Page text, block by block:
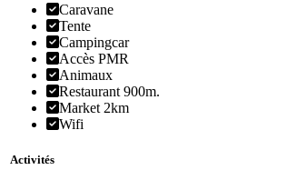
Caravane
Tente
Campingcar
Accès PMR
Animaux
Restaurant 900m.
Market 2km
Wifi
Activités